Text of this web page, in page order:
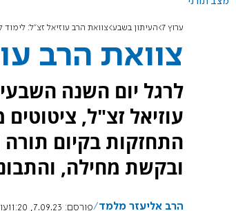
ערוץ 7 העיתון בשבע צוואת הרב עוזיאל זצ"ל: לימוד
צוואת הרב
לרגל יום השנה
עוזיאל זצ"ל,
התחזקות בקיום
ובקשת מחילה,
הרב אליעזר מלמד פורסם: 7.09.23, 11:20